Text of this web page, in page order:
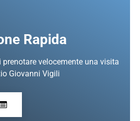
Rapida
prenotare velocemente una visita
Giovanni Vigili